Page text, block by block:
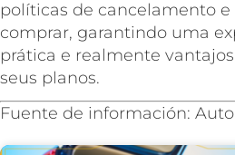
políticas de cancelamento
comprar, garantindo uma
prática e realmente
seus planos.
Fuente de información: